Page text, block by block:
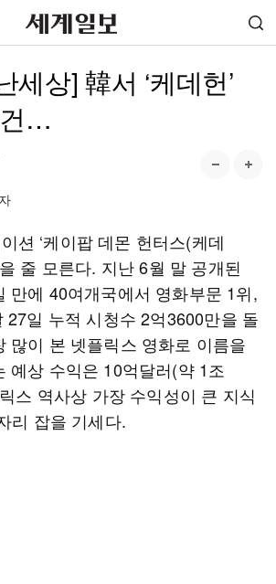
세상] 韓서 ‘케데헌’
…
션 ‘케이팝 데몬 헌터스(케데
줄 모른다. 지난 6월 말 공개된
만에 40여개국에서 영화부문 1위,
27일 누적 시청수 2억3600만을 돌
많이 본 넷플릭스 영화로 이름을
예상 수익은 10억달러(약 1조
스 역사상 가장 수익성이 큰 지식
리 잡을 기세다.